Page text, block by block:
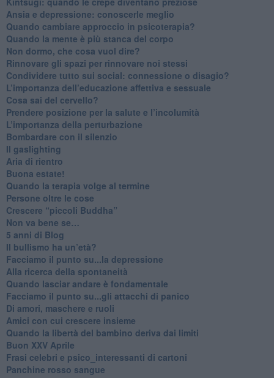
Ansia e depressione: conoscerle meglio
Quando cambiare approccio in psicoterapia?
​Quando la mente è più stanca del corpo
Non dormo, che cosa vuol dire?
​Rinnovare gli spazi per rinnovare noi stessi
​Condividere tutto sui social: connessione o disagio?
​L’importanza dell’educazione affettiva e sessuale
​Cosa sai del cervello?
Prendere posizione per la salute e l’incolumità
L’importanza della perturbazione
​Bombardare con il silenzio
Il gaslighting
Aria di rientro
Buona estate!
​Quando la terapia volge al termine
​Persone oltre le cose
​Crescere “piccoli Buddha”
Non va bene se…
​5 anni di Blog
​Il bullismo ha un’età?
Facciamo il punto su...la depressione
​Alla ricerca della spontaneità
​Quando lasciar andare è fondamentale
Facciamo il punto su...gli attacchi di panico
Di amori, maschere e ruoli
​Amici con cui crescere insieme
​Quando la libertà del bambino deriva dai limiti
Buon XXV Aprile
​Frasi celebri e psico_interessanti di cartoni
​Panchine rosso sangue